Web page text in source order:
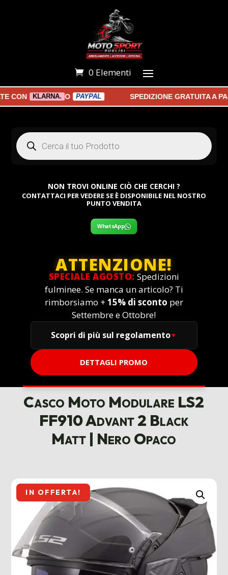
0 Elementi
KLARNA. O PAYPAL SPEDIZIONE GRATUITA A
Products
search
NON TROVI ONLINE CIÒ CHE CERCHI ?
CONTATTACI PER VEDERE SE È DISPONIBILE NEL NOSTRO
PUNTO VENDITA
WhatsApp
ATTENZIONE!
SPECIALE AGOSTO: Spedizioni
fulminee. Se manca un articolo? Ti
rimborsiamo + 15% di sconto per
Settembre e Ottobre!
Scopri di più sul regolamento
DETTAGLI PROMO
Casco Moto Modulare LS2
FF910 Advant 2 Black
Matt | Nero Opaco
IN OFFERTA!